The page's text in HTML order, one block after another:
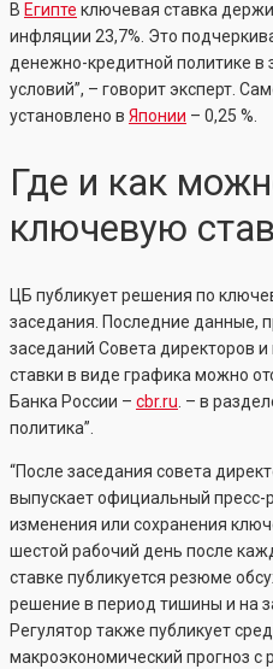
В Египте ключевая ставка
инфляции 23,7%. Это
денежно-кредитной политике в
условий”, – говорит эксперт.
установлено в Японии – 0,25 %.
Где и как
ключевую
ЦБ публикует решения по
заседания. Последние данные,
заседаний Совета директоров
ставки в виде графика можно
Банка России – cbr.ru. – в
политика”.
“После заседания совета
выпускает официальный пресс-
изменения или сохранения
шестой рабочий день после
ставке публикуется резюме
решение в период тишины и на
Регулятор также публикует
макроэкономический прогноз